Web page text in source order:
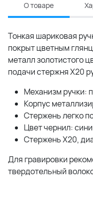
О товаре
Тонкая шариковая
покрыт цветным
металл золотистого
подачи стержняХ20
Механизм ручки:
Корпус
Стержень легко
Цвет чернил:
Стержень Х20,
Для гравировки
твердотельный